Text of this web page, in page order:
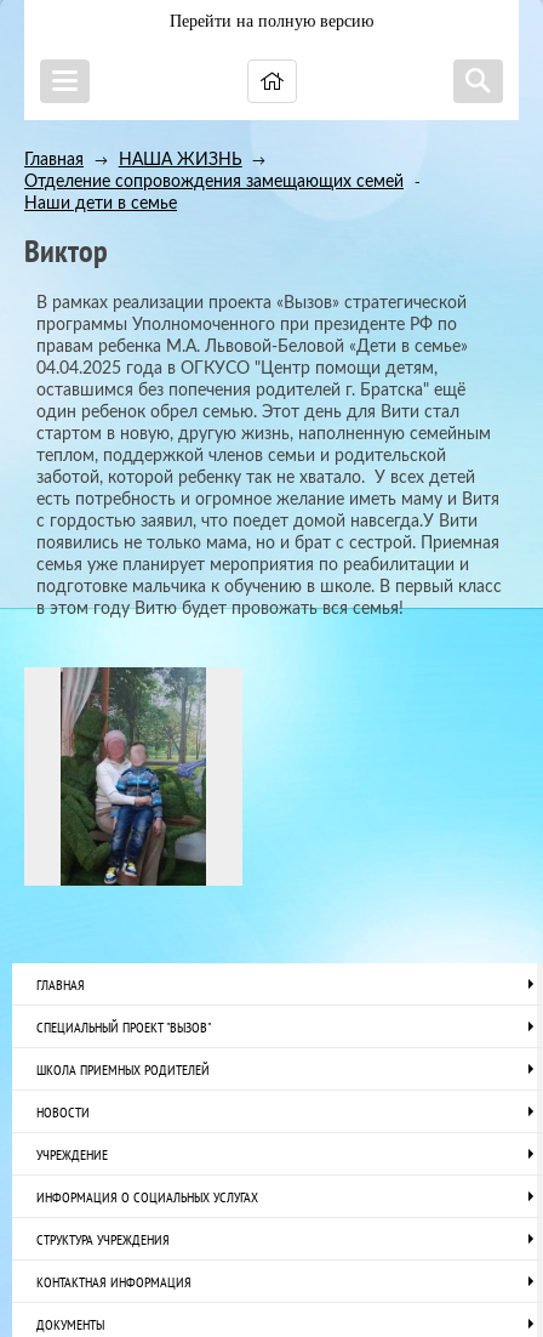
Перейти на полную версию
Главная → НАША ЖИЗНЬ →
Отделение сопровождения замещающих семей →
Наши дети в семье
Виктор
В рамках реализации проекта «Вызов» стратегической
программы Уполномоченного при президенте РФ по
правам ребенка М.А. Львовой-Беловой «Дети в семье»
04.04.2025 года в ОГКУСО "Центр помощи детям,
оставшимся без попечения родителей г. Братска" ещё
один ребенок обрел семью. Этот день для Вити стал
стартом в новую, другую жизнь, наполненную семейным
теплом, поддержкой членов семьи и родительской
заботой, которой ребенку так не хватало. У всех детей
есть потребность и огромное желание иметь маму и Витя
с гордостью заявил, что поедет домой навсегда.У Вити
появились не только мама, но и брат с сестрой. Приемная
семья уже планирует мероприятия по реабилитации и
подготовке мальчика к обучению в школе. В первый класс
в этом году Витю будет провожать вся семья!
ГЛАВНАЯ
СПЕЦИАЛЬНЫЙ ПРОЕКТ "ВЫЗОВ"
ШКОЛА ПРИЕМНЫХ РОДИТЕЛЕЙ
НОВОСТИ
УЧРЕЖДЕНИЕ
ИНФОРМАЦИЯ О СОЦИАЛЬНЫХ УСЛУГАХ
СТРУКТУРА УЧРЕЖДЕНИЯ
КОНТАКТНАЯ ИНФОРМАЦИЯ
ДОКУМЕНТЫ